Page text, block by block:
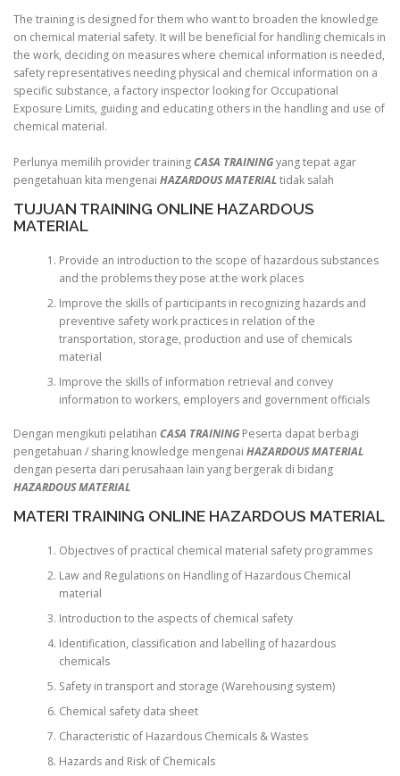
The training is designed for them who want to broaden the knowledge
on chemical material safety. It will be beneficial for handling chemicals in
the work, deciding on measures where chemical information is needed,
safety representatives needing physical and chemical information on a
specific substance, a factory inspector looking for Occupational
Exposure Limits, guiding and educating others in the handling and use of
chemical material.
Perlunya memilih provider trainingCASA TRAININGyang tepat agar
pengetahuan kita mengenai HAZARDOUS MATERIALtidak salah
TUJUAN TRAINING ONLINE HAZARDOUS
MATERIAL
Provide an introduction to the scope of hazardous substances
and the problems they pose at the work places
Improve the skills of participants in recognizing hazards and
preventive safety work practices in relation of the
transportation, storage, production and use of chemicals
material
Improve the skills of information retrieval and convey
information to workers, employers and government officials
Dengan mengikuti pelatihan CASA TRAINING Peserta dapat berbagi
pengetahuan / sharing knowledge mengenai HAZARDOUS MATERIAL
dengan peserta dari perusahaan lain yang bergerak di bidang
HAZARDOUS MATERIAL
MATERI TRAINING ONLINE HAZARDOUS MATERIAL
Objectives of practical chemical material safety programmes
Law and Regulations on Handling of Hazardous Chemical
material
Introduction to the aspects of chemical safety
Identification, classification and labelling of hazardous
chemicals
Safety in transport and storage (Warehousing system)
Chemical safety data sheet
Characteristic of Hazardous Chemicals & Wastes
Hazards and Risk of Chemicals